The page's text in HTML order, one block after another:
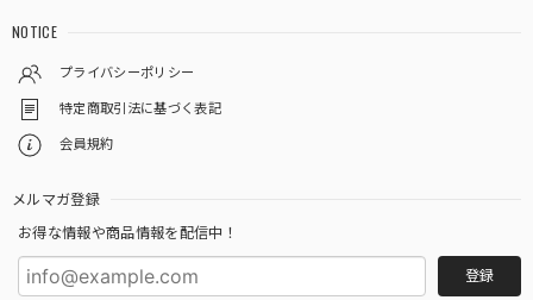
NOTICE
プライバシーポリシー
特定商取引法に基づく表記
会員規約
メルマガ登録
お得な情報や商品情報を配信中！
登録